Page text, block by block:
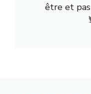
être et